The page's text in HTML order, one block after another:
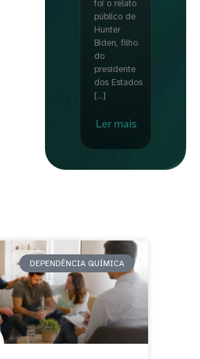
foi o relato
público de
Hunter
Biden, filho
do
presidente
dos Estados
[…]
Ler mais
DEPENDÊNCIA QUÍMICA